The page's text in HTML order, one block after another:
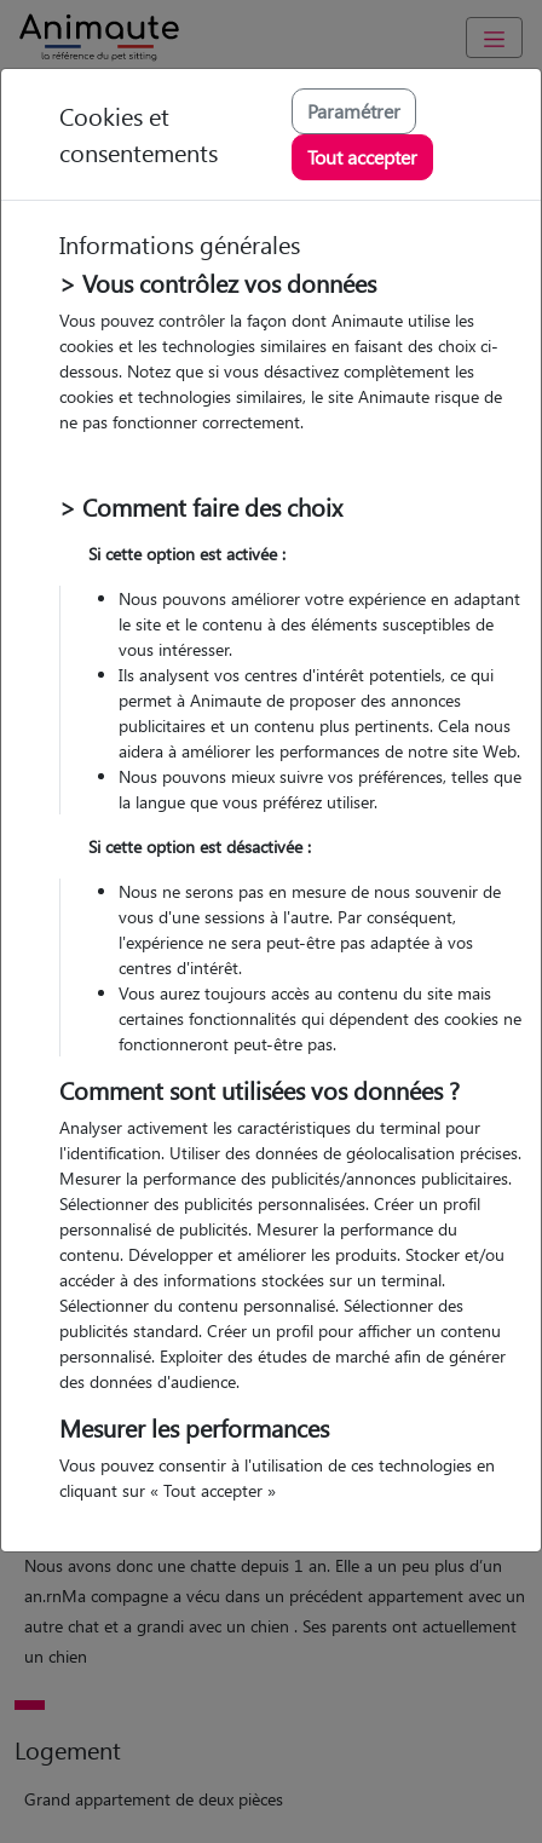
Animaute Ile-de-France Paris 20e Arrondissement
Flora - Petsitter à
PARIS 20
5/5 (2 avis)
• 35 ans
chez le Pet Sitter
1 animal Appartement
Non véhiculé
Gardes réalisées
Contacter
L'envoi d'une demande est sans engagement
Motivation
Bonjour rnNous sommes les heureux parents d’un petit chat qui aime
la compagnie d’autres animaux, donc nous souhaitons garder
d’autres chats de temps en temps .rnNous adorons les chats et notre
appartement est suffisamment grand pour en accueillir
Nous avons donc une chatte depuis 1 an. Elle a un peu plus d’un
an.rnMa compagne a vécu dans un précédent appartement avec un
autre chat et a grandi avec un chien . Ses parents ont actuellement
un chien
Logement
Grand appartement de deux pièces
Cookies et
consentements
Paramétrer
Tout accepter
Informations générales
> Vous contrôlez vos données
Vous pouvez contrôler la façon dont Animaute utilise les
cookies et les technologies similaires en faisant des choix ci-
dessous. Notez que si vous désactivez complètement les
cookies et technologies similaires, le site Animaute risque de
ne pas fonctionner correctement.
> Comment faire des choix
Si cette option est activée :
Nous pouvons améliorer votre expérience en adaptant
le site et le contenu à des éléments susceptibles de
vous intéresser.
Ils analysent vos centres d'intérêt potentiels, ce qui
permet à Animaute de proposer des annonces
publicitaires et un contenu plus pertinents. Cela nous
aidera à améliorer les performances de notre site Web.
Nous pouvons mieux suivre vos préférences, telles que
la langue que vous préférez utiliser.
Si cette option est désactivée :
Nous ne serons pas en mesure de nous souvenir de
vous d'une sessions à l'autre. Par conséquent,
l'expérience ne sera peut-être pas adaptée à vos
centres d'intérêt.
Vous aurez toujours accès au contenu du site mais
certaines fonctionnalités qui dépendent des cookies ne
fonctionneront peut-être pas.
Comment sont utilisées vos données ?
Analyser activement les caractéristiques du terminal pour
l'identification. Utiliser des données de géolocalisation précises.
Mesurer la performance des publicités/annonces publicitaires.
Sélectionner des publicités personnalisées. Créer un profil
personnalisé de publicités. Mesurer la performance du
contenu. Développer et améliorer les produits. Stocker et/ou
accéder à des informations stockées sur un terminal.
Sélectionner du contenu personnalisé. Sélectionner des
publicités standard. Créer un profil pour afficher un contenu
personnalisé. Exploiter des études de marché afin de générer
des données d'audience.
Mesurer les performances
Vous pouvez consentir à l'utilisation de ces technologies en
cliquant sur « Tout accepter »